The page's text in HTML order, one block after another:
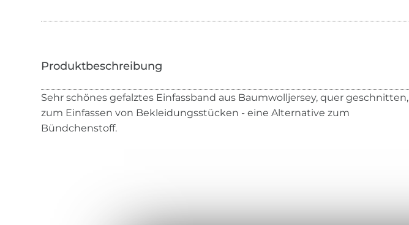
Sehr schönes gefalztes Einfassband aus Baumwolljersey, quer geschnitten,
zum Einfassen von Bekleidungsstücken - eine Alternative zum
Bündchenstoff.